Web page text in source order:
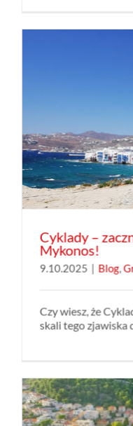
Cyklady –
Mykonos!
9.10.2025 Blog,
Czy wiesz, że
skali tego zjawiska